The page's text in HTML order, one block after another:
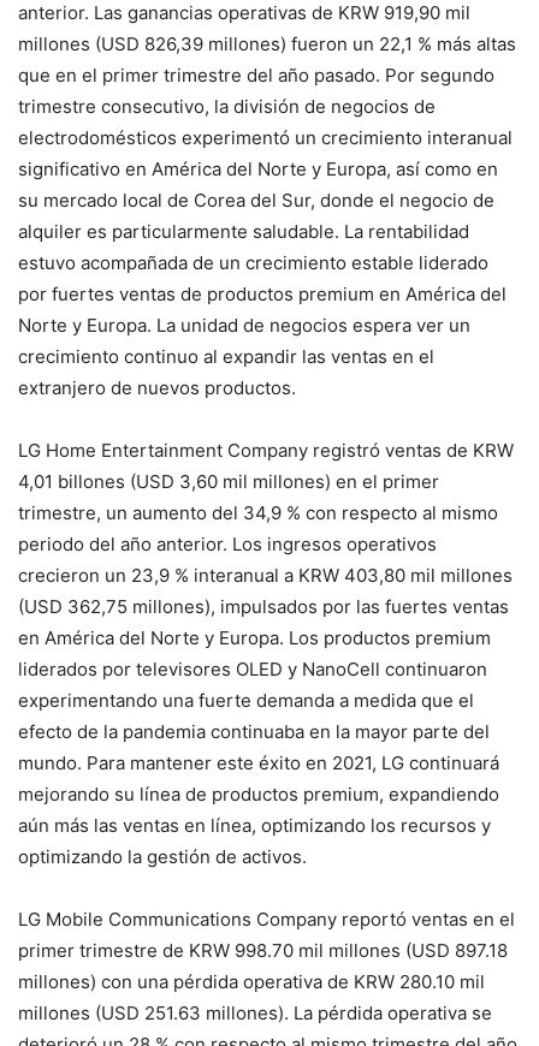
anterior. Las ganancias operativas de KRW 919,90 mil
millones (USD 826,39 millones) fueron un 22,1 % más altas
que en el primer trimestre del año pasado. Por segundo
trimestre consecutivo, la división de negocios de
electrodomésticos experimentó un crecimiento interanual
significativo en América del Norte y Europa, así como en
su mercado local de Corea del Sur, donde el negocio de
alquiler es particularmente saludable. La rentabilidad
estuvo acompañada de un crecimiento estable liderado
por fuertes ventas de productos premium en América del
Norte y Europa. La unidad de negocios espera ver un
crecimiento continuo al expandir las ventas en el
extranjero de nuevos productos.
LG Home Entertainment Company registró ventas de KRW
4,01 billones (USD 3,60 mil millones) en el primer
trimestre, un aumento del 34,9 % con respecto al mismo
periodo del año anterior. Los ingresos operativos
crecieron un 23,9 % interanual a KRW 403,80 mil millones
(USD 362,75 millones), impulsados ​​por las fuertes ventas
en América del Norte y Europa. Los productos premium
liderados por televisores OLED y NanoCell continuaron
experimentando una fuerte demanda a medida que el
efecto de la pandemia continuaba en la mayor parte del
mundo. Para mantener este éxito en 2021, LG continuará
mejorando su línea de productos premium, expandiendo
aún más las ventas en línea, optimizando los recursos y
optimizando la gestión de activos.
LG Mobile Communications Company reportó ventas en el
primer trimestre de KRW 998.70 mil millones (USD 897.18
millones) con una pérdida operativa de KRW 280.10 mil
millones (USD 251.63 millones). La pérdida operativa se